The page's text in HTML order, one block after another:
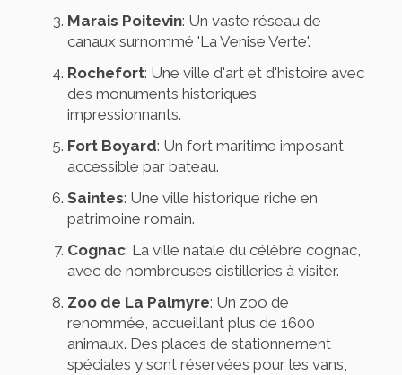
Marais Poitevin: Un vaste réseau de
canaux surnommé 'La Venise Verte'.
Rochefort: Une ville d'art et d'histoire avec
des monuments historiques
impressionnants.
Fort Boyard: Un fort maritime imposant
accessible par bateau.
Saintes: Une ville historique riche en
patrimoine romain.
Cognac: La ville natale du célèbre cognac,
avec de nombreuses distilleries à visiter.
Zoo de La Palmyre: Un zoo de
renommée, accueillant plus de 1600
animaux. Des places de stationnement
spéciales y sont réservées pour les vans,